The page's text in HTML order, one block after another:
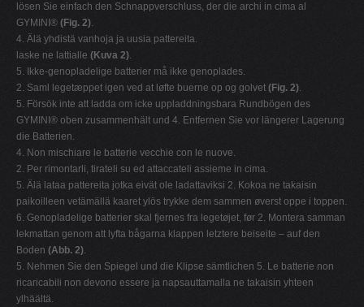
lösen Sie einfach den Schnappverschluss, der die archi in cima al
GYMINI® (Fig. 2).
4. Älä yhdistä vanhoja ja uusia pattereita.
laske ne lattialle (Kuva 2).
5. Ikke-genopladelige batterier må ikke genoplades.
2. Saml legetæppet igen ved at løfte buerne op og golvet (Fig. 2).
5. Försök inte att ladda om icke uppladdningsbara Rundbögen des
GYMINI® oben zusammenhält und 4. Entfernen Sie vor längerer Lagerung
die Batterien.
4. Non mischiare le batterie vecchie con le nuove.
2. Per rimontarli, tirateli su ed attaccateli assieme in cima.
5. Älä lataa pattereita jotka eivät ole ladattaviksi 2. Kokoa ne takaisin
paikoilleen vetämällä kaaret ylös trykke dem sammen øverst oppe i toppen.
6. Genopladelige batterier skal fjernes fra legetøjet, før 2. Montera samman
lekmattan genom att lyfta bågarna klappen letztere beiseite – auf den
Boden (Abb. 2).
5. Nehmen Sie den Spiegel und die Klipse sämtlichen 5. Le batterie non
ricaricabili non devono essere ja napsauttamalla ne takaisin yhteen
ylhäältä.